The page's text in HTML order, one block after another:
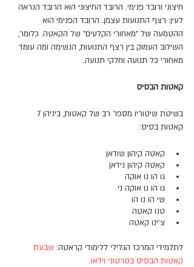
חיצוני ורובד פנימי. הרובד החיצוני הוא הרובד הנראה
לעין: רצף התנועות עצמן. הרובד הפנימי הוא
ההטמעה של "מאחורי הקלעים" של הקאטה. כלומר,
השילוב העמוק בין רצף התנועות, הנשימה ומה עומד
מאחורי כל תנועה וחלקי תנועה.
קאטות הבסיס
קאטות בסיס:
קאטה קיהון שודאן
קאטה קיהון נידאן
גו הו נו אוקה
גו הו נו אוקה ני
שי הו נו הו
טנו קאטה
צ'ינו קאטה
לתלמידי המרכז הגלילי ללימודי קראטה: שבעת
קאטות הבסיס בסרטוני וידאו.